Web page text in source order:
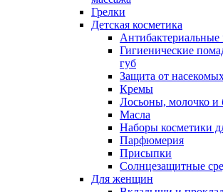
Грелки
Детская косметика
Антибактериальные
Гигиенические
губ
Защита от
Кремы
Лосьоны, молочко и
Масла
Наборы косметики
Парфюмерия
Присыпки
Солнцезащитные
Для женщин